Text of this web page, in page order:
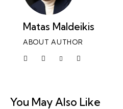
Matas Maldeikis
ABOUT AUTHOR
You May Also Like